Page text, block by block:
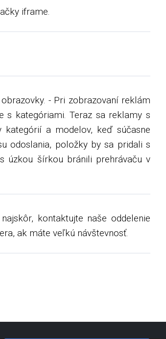
iframe.
- Pri zobrazovaní reklám
s kategóriami. Teraz sa reklamy s
kategórií a modelov, keď súčasne
odoslania, položky by sa pridali s
úzkou šírkou bránili prehrávaču v
kontaktujte naše oddelenie
ak máte veľkú návštevnosť.